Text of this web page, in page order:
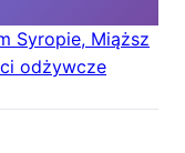
Syropie, Miąższ
odżywcze